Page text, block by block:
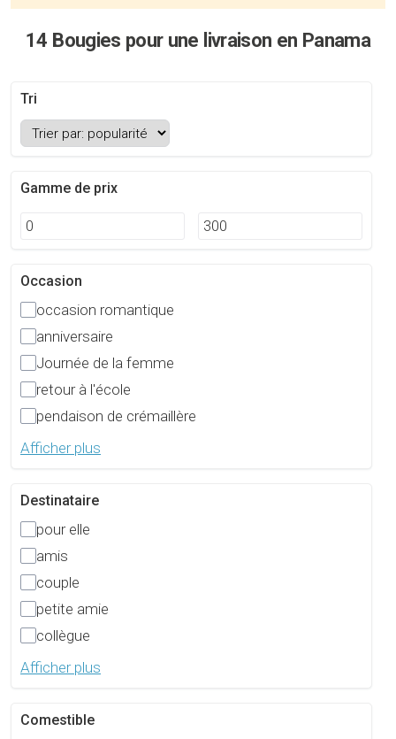
14 Bougies pour une livraison en Panama
Tri
Gamme de prix
Occasion
occasion romantique
anniversaire
Journée de la femme
retour à l'école
pendaison de crémaillère
Afficher plus
Destinataire
pour elle
amis
couple
petite amie
collègue
Afficher plus
Comestible